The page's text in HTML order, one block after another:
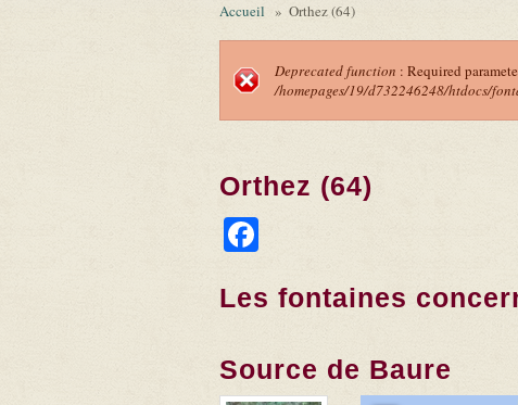
Accueil » Orthez (64)
Message d'erreur
Deprecated function : Required
/homepages/19/d732246248/htdocs/
Orthez (64)
Les fontaines
Source de Baure